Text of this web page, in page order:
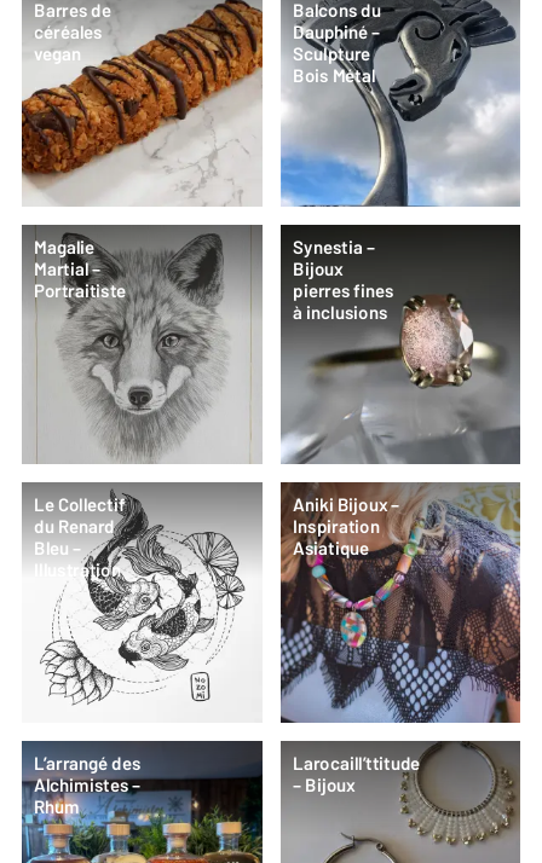
Barres de
céréales
vegan
Balcons du
Dauphiné –
Sculpture
Bois Métal
Magalie
Martial –
Portraitiste
Synestia –
Bijoux
pierres fines
à inclusions
Le Collectif
du Renard
Bleu –
Illustration
Aniki Bijoux –
Inspiration
Asiatique
L’arrangé des
Alchimistes –
Rhum
Larocaill’ttitude
– Bijoux